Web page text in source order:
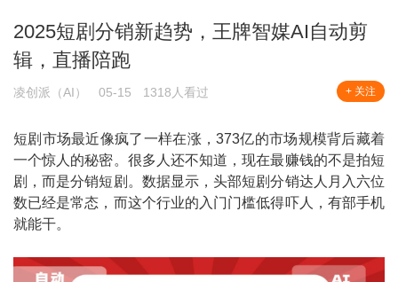
2025短剧分销新趋势，王牌智媒AI自动剪
辑，直播陪跑
凌创派（AI） 05-15 1318人看过 + 关注
短剧市场最近像疯了一样在涨，373亿的市场规模背后藏着
一个惊人的秘密。很多人还不知道，现在最赚钱的不是拍短
剧，而是分销短剧。数据显示，头部短剧分销达人月入六位
数已经是常态，而这个行业的入门门槛低得吓人，有部手机
就能干。